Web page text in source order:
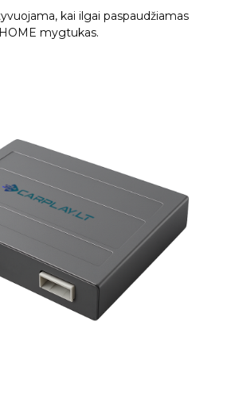
kai ilgai paspaudžiamas
HOME mygtukas.